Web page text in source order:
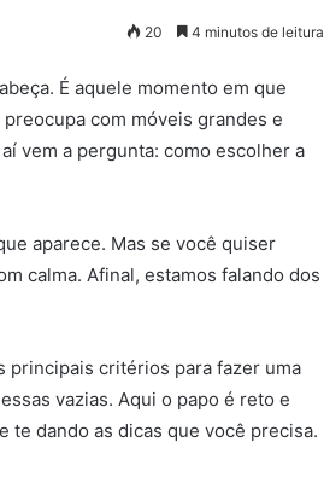
20 4 minutos de leitura
É aquele momento em que
com móveis grandes e
vem a pergunta: como escolher a
aparece. Mas se você quiser
calma. Afinal, estamos falando dos
principais critérios para fazer uma
vazias. Aqui o papo é reto e
te dando as dicas que você precisa.